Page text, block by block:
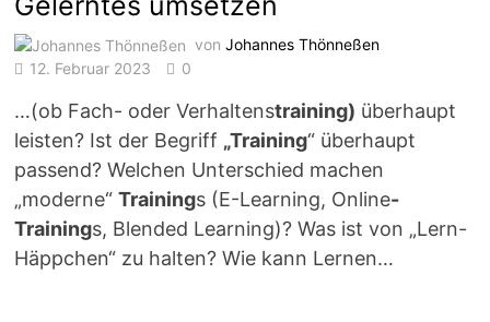
vonJohannes Thönneßen
12. Februar 2023
0
…(ob Fach- oder Verhaltenstraining) überhaupt
leisten? Ist der Begriff „Training“ überhaupt
passend? Welchen Unterschied machen
„moderne“Trainings (E-Learning, Online-
Trainings, Blended Learning)? Was ist von „Lern-
Häppchen“ zu halten? Wie kann Lernen…